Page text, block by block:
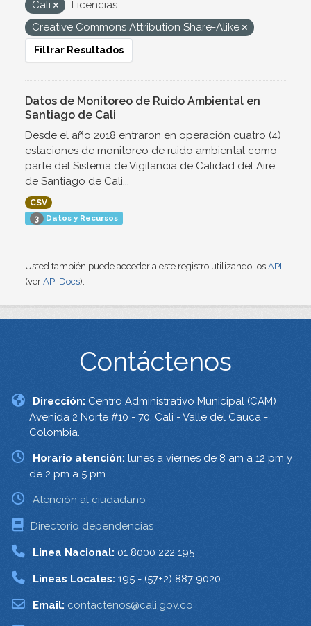
Cali
Licencias:
Creative Commons Attribution Share-Alike
Filtrar Resultados
Datos de Monitoreo de Ruido Ambiental en
Santiago de Cali
Desde el año 2018 entraron en operación cuatro (4)
estaciones de monitoreo de ruido ambiental como
parte del Sistema de Vigilancia de Calidad del Aire
de Santiago de Cali...
CSV
3 Datos y Recursos
Usted también puede acceder a este registro utilizando los API
(ver API Docs).
Contáctenos
Dirección: Centro Administrativo Municipal (CAM)
Avenida 2 Norte #10 - 70. Cali - Valle del Cauca -
Colombia.
Horario atención: lunes a viernes de 8 am a 12 pm y
de 2 pm a 5 pm.
Atención al ciudadano
Directorio dependencias
Linea Nacional: 01 8000 222 195
Lineas Locales: 195 - (57+2) 887 9020
Email: contactenos@cali.gov.co